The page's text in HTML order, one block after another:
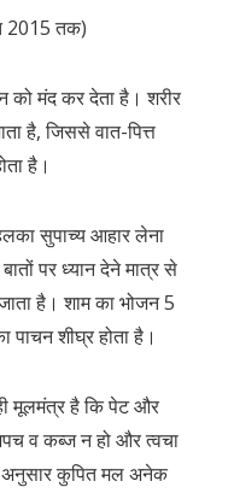
2015 तक)
को मंद कर देता है। शरीर
है, जिससे वात-पित्त
है।
सुपाच्य आहार लेना
पर ध्यान देने मात्र से
है। शाम का भोजन 5
शीघ्र होता है।
मूलमंत्र है कि पेट और
व कब्ज न हो और त्वचा
कुपित मल अनेक